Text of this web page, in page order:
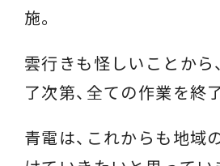
施。
雲行きも怪しいことから
了次第、全ての作業を終
青電は、これからも地域